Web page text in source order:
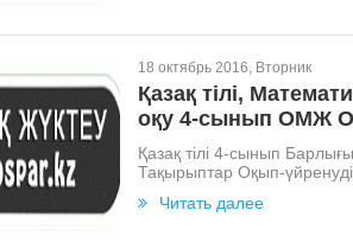
18 октябрь 2016, Вторник
Қазақ тілі,
оқу 4-сынып ОМЖ
Қазақ тілі 4-сынып
Тақырыптар Оқып-үйренудің
Читать далее